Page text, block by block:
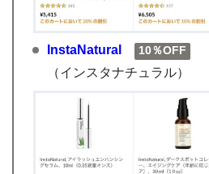
InstaNatural 10％OFF
（インスタナチュラル）